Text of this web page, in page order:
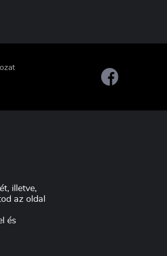
illetve,
az oldal
és